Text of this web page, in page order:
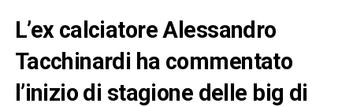
L’ex calciatore Alessandro
Tacchinardi ha commentato
l’inizio di stagione delle big di